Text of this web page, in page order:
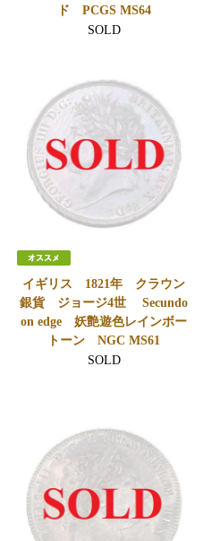
ド PCGS MS64
SOLD
イギリス 1821年 クラウン
銀貨 ジョージ4世 Secundo
on edge 妖艶遊色レインボー
トーン NGC MS61
SOLD